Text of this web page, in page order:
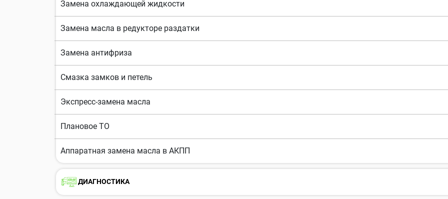
Замена охлаждающей жидкости
Замена масла в редукторе раздатки
Замена антифриза
Смазка замков и петель
Экспресс-замена масла
Плановое ТО
Аппаратная замена масла в АКПП
ДИАГНОСТИКА